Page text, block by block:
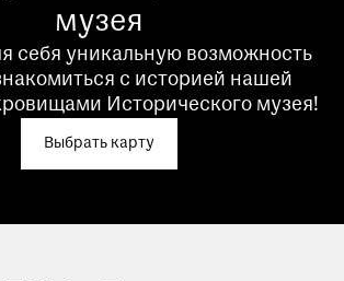
музея
себя уникальную возможность
с историей нашей
Исторического музея!
Выбрать карту